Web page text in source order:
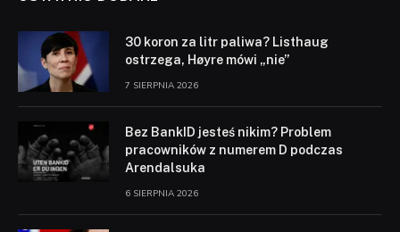
30 koron za litr paliwa? Listhaug
ostrzega, Høyre mówi „nie”
7 SIERPNIA 2026
Bez BankID jesteś nikim? Problem
pracowników z numerem D podczas
Arendalsuka
6 SIERPNIA 2026